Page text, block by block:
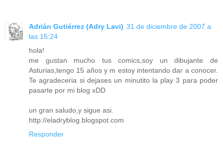
Adrián Gutiérrez (Adry Lavi) 31 de diciembre de 2007 a
las 15:24
hola!
me gustan mucho tus comics,soy un dibujante de
Asturias,tengo 15 años y m estoy intentando dar a conocer.
Te agradeceria si dejases un minutito la play 3 para poder
pasarte por mi blog xDD
un gran saludo,y sigue asi.
http://eladryblog.blogspot.com
Responder